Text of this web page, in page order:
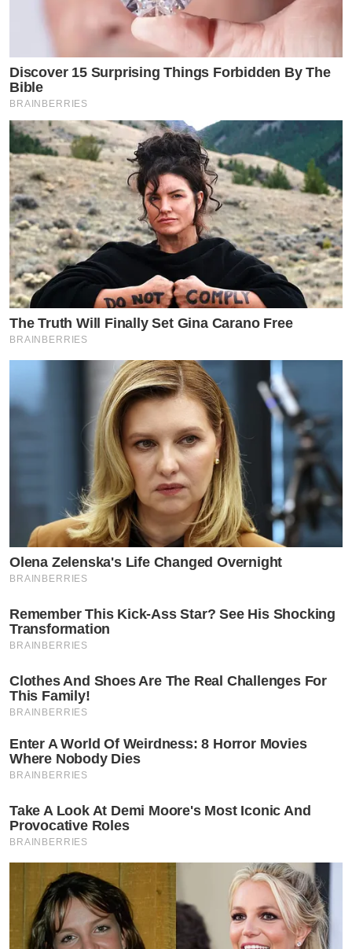
Discover 15 Surprising Things Forbidden By The
Bible
BRAINBERRIES
The Truth Will Finally Set Gina Carano Free
BRAINBERRIES
Olena Zelenska's Life Changed Overnight
BRAINBERRIES
Remember This Kick-Ass Star? See His Shocking
Transformation
BRAINBERRIES
Clothes And Shoes Are The Real Challenges For
This Family!
BRAINBERRIES
Enter A World Of Weirdness: 8 Horror Movies
Where Nobody Dies
BRAINBERRIES
Take A Look At Demi Moore's Most Iconic And
Provocative Roles
BRAINBERRIES